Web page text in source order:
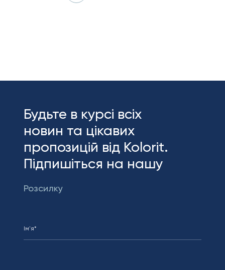
Будьте в курсі всіх
новин та цікавих
пропозицій від Kolorit.
Підпишіться на нашу
Розсилку